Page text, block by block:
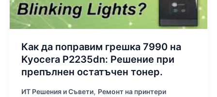
Как да поправим грешка 7990 на
Kyocera P2235dn: Решение при
препълнен остатъчен тонер.
ИТ Решения и Съвети, Ремонт на принтери